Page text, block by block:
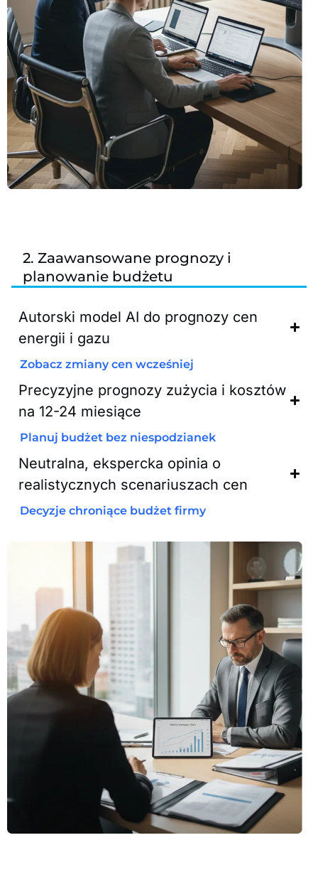
2. Zaawansowane prognozy i
planowanie budżetu
Autorski model AI do prognozy cen
energii i gazu
Zobacz zmiany cen wcześniej
Precyzyjne prognozy zużycia i kosztów
na 12-24 miesiące
Planuj budżet bez niespodzianek
Neutralna, ekspercka opinia o
realistycznych scenariuszach cen
Decyzje chroniące budżet firmy